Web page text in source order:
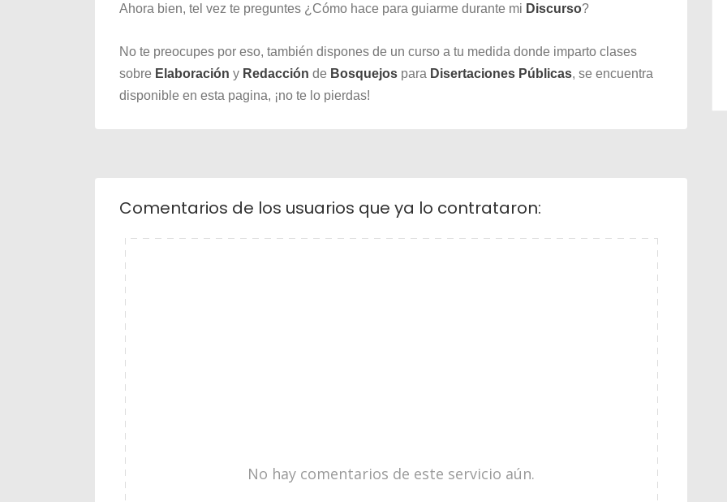
Ahora bien, tel vez te preguntes ¿Cómo hace para guiarme durante mi Discurso?
No te preocupes por eso, también dispones de un curso a tu medida donde imparto clases
sobre Elaboración y Redacción de Bosquejos para Disertaciones Públicas, se encuentra
disponible en esta pagina, ¡no te lo pierdas!
Comentarios de los usuarios que ya lo contrataron:
No hay comentarios de este servicio aún.